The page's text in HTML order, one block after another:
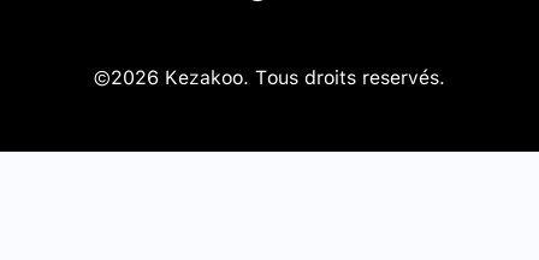
©2026 Kezakoo. Tous droits reservés.